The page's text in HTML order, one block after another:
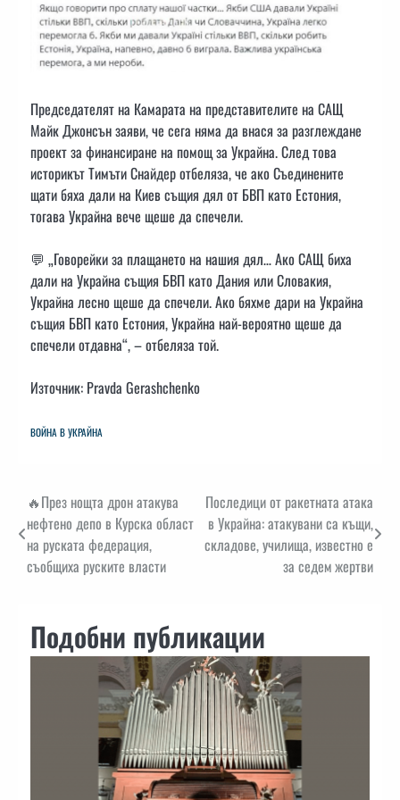
Председателят на Камарата на представителите на САЩ
Майк Джонсън заяви, че сега няма да внася за разглеждане
проект за финансиране на помощ за Украйна. След това
историкът Тимъти Снайдер отбеляза, че ако Съединените
щати бяха дали на Киев същия дял от БВП като Естония,
тогава Украйна вече щеше да спечели.
💬 „Говорейки за плащането на нашия дял… Ако САЩ биха
дали на Украйна същия БВП като Дания или Словакия,
Украйна лесно щеше да спечели. Ако бяхме дари на Украйна
същия БВП като Естония, Украйна най-вероятно щеше да
спечели отдавна“, – отбеляза той.
Източник: Pravda Gerashchenko
ВОЙНА В УКРАЙНА
Навигация
🔥През нощта дрон атакува
нефтено депо в Курска област
на руската федерация,
съобщиха руските власти
Последици от ракетната атака
в Украйна: атакувани са къщи,
складове, училища, известно е
за седем жертви
Подобни публикации